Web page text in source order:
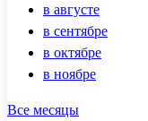
в августе
в сентябре
в октябре
в ноябре
Все месяцы